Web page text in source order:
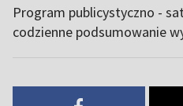
Program publicystyczno -
codzienne podsumowanie